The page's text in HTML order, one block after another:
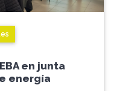
en junta
energía